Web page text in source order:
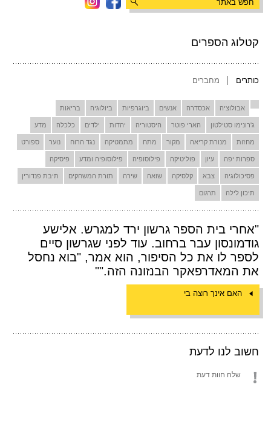
קטלוג הספרים
כותרים מחברים
אבולוציה אכסדרה אנשים ביוגרפיות ביולוגיה בריאות
ג'רונימו סטילטון הארי פוטר היסטוריה יהדות ילדים כלכלה מדע
מחזות מנורת קריאה מקור מתח מתמטיקה נגד הרוח נוער ספורט
ספרות יפה עיון פוליטיקה פילוסופיה פילוסופיה ומדע פיסיקה
פסיכולוגיה צבא קלסיקה שואה שירה תורת המשחקים תיבת פנדורין
תיכון לילה תרגום
"אחרי בית הספר גרשון ירד למגרש. אלישע
גודמונסון עבר ברחוב. עוד לפני שגרשון סיים
לספר לו את כל הסיפור, הוא אמר, "בוא נחסל
את המאדרפאקר הבנזונה הזה.""
האם אינך רוצה בי
חשוב לנו לדעת
שלח חוות דעת